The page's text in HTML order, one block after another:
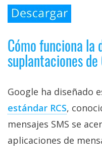
Cómo funciona la
suplantaciones de
Google ha diseñado
estándar RCS‎,
mensajes SMS se
aplicaciones de